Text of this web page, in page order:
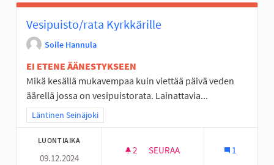
Vesipuisto/rata Kyrkkärille
Soile Hannula
EI ETENE ÄÄNESTYKSEEN
Mikä kesällä mukavempaa kuin viettää päivä veden
äärellä jossa on vesipuistorata. Lainattavia...
Rajaa tulokset teeman mukaan: Läntinen Seinäjoki
Läntinen Seinäjoki
LUONTIAIKA
09.12.2024
2 2 SEURAAJAA
SEURAA 1